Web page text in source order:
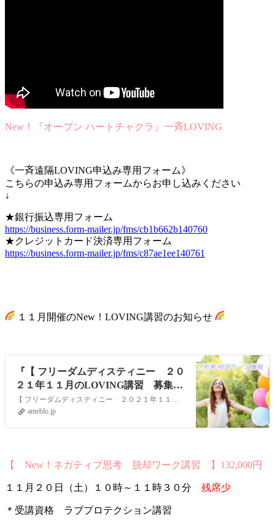
New！『オープン ハートチャクラ』一斉LOVING
《一斉遠隔LOVING申込み専用フォーム》
こちらの申込み専用フォームからお申し込みください
↓
★銀行振込専用フォーム
https://business.form-mailer.jp/fms/cb1b662b140760
★クレジットカード決済専用フォーム
https://business.form-mailer.jp/fms/c87ae1ee140761
１１月開催のNew！LOVING講習のお知らせ
『【 フリーダムディスティニー ２０
２１年１１月のLOVING講習 募集開
始 】』
【 フリーダムディスティニー ２０２１年１１月のLOVING講習 募集開始 】 ２０２１年１１月のLOVING講習を開催します。１１月の LOVING講習は…
ameblo.jp
【 New！ネガティブ思考 脱却ワーク講習 】132,000円
１１月２０日（土）１０時～１１時３０分 残席少
＊受講資格 ラブプロテクション講習